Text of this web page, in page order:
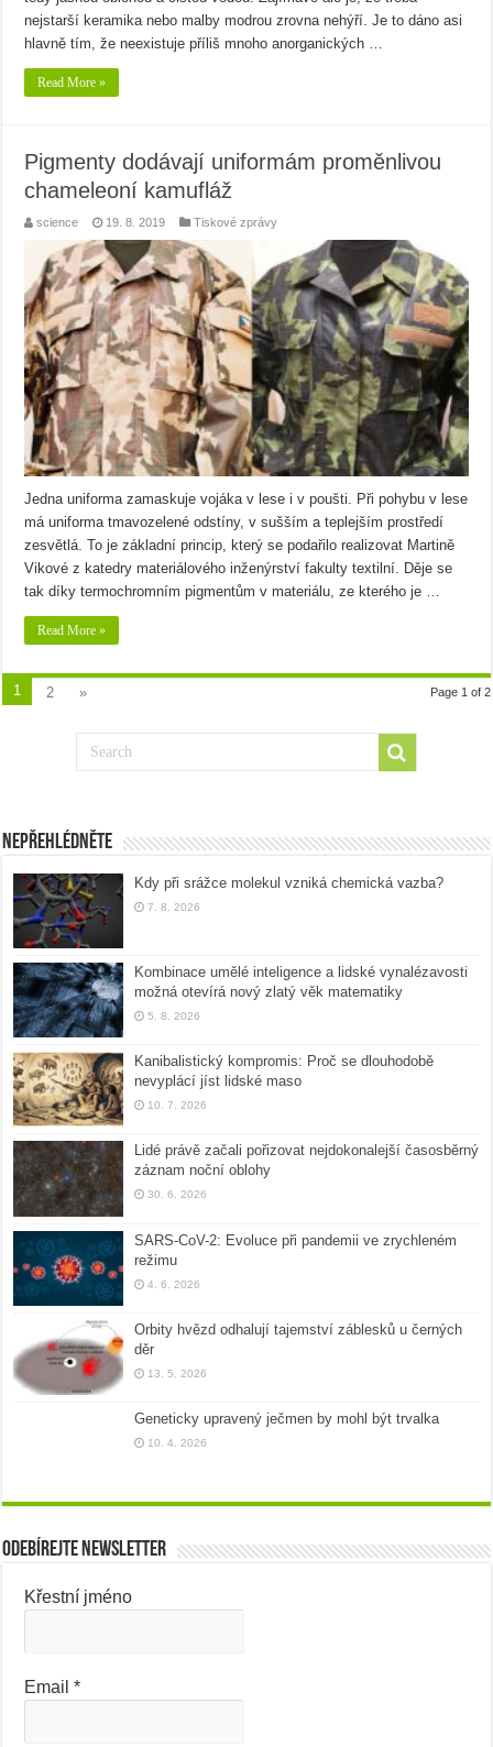
nejstarší keramika nebo malby modrou zrovna nehýří. Je to dáno asi
hlavně tím, že neexistuje příliš mnoho anorganických …
Read More »
Pigmenty dodávají uniformám proměnlivou
chameleoní kamufláž
science 19. 8. 2019 Tiskové zprávy
Jedna uniforma zamaskuje vojáka v lese i v poušti. Při pohybu v lese
má uniforma tmavozelené odstíny, v sušším a teplejším prostředí
zesvětlá. To je základní princip, který se podařilo realizovat Martině
Vikové z katedry materiálového inženýrství fakulty textilní. Děje se
tak díky termochromním pigmentům v materiálu, ze kterého je …
Read More »
Page 1 of 2
1 2 »
Nepřehlédněte
Kdy při srážce molekul vzniká chemická vazba?
7. 8. 2026
Kombinace umělé inteligence a lidské vynalézavosti
možná otevírá nový zlatý věk matematiky
5. 8. 2026
Kanibalistický kompromis: Proč se dlouhodobě
nevyplácí jíst lidské maso
10. 7. 2026
Lidé právě začali pořizovat nejdokonalejší časosběrný
záznam noční oblohy
30. 6. 2026
SARS-CoV-2: Evoluce při pandemii ve zrychleném
režimu
4. 6. 2026
Orbity hvězd odhalují tajemství záblesků u černých
děr
13. 5. 2026
Geneticky upravený ječmen by mohl být trvalka
10. 4. 2026
Odebírejte newsletter
Křestní jméno
Email*